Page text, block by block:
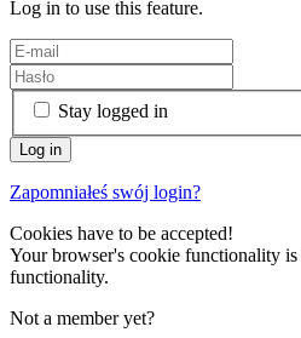
Log in to use this feature.
Stay logged in
Zapomniałeś swój login?
Cookies have to be accepted!
Your browser's cookie functionality is
functionality.
Not a member yet?